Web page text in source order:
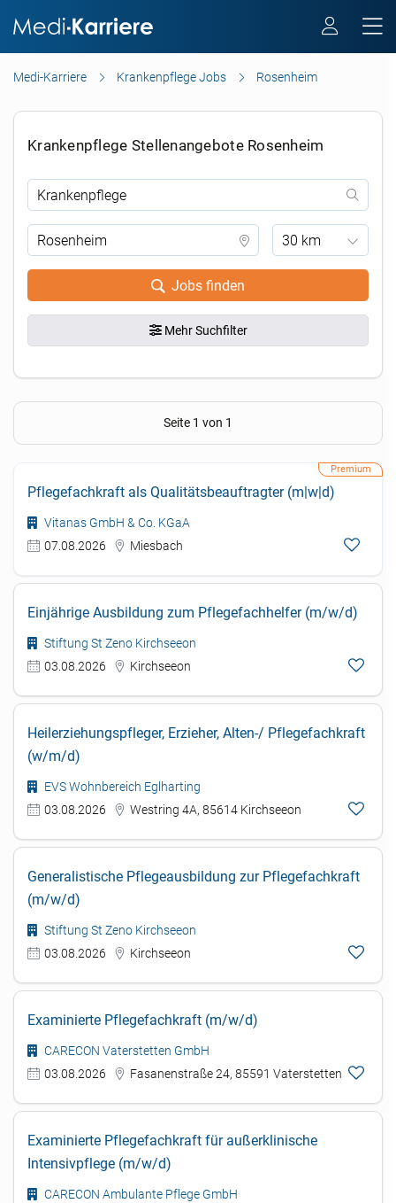
Medi-Karriere Krankenpflege Jobs Rosenheim
Krankenpflege Stellenangebote Rosenheim
30 km
Jobs finden
Mehr Suchfilter
Seite 1 von 1
Pflegefachkraft als Qualitätsbeauftragter (m|w|d)
Vitanas GmbH & Co. KGaA
07.08.2026
Miesbach
Einjährige Ausbildung zum Pflegefachhelfer (m/w/d)
Stiftung St Zeno Kirchseeon
03.08.2026
Kirchseeon
Heilerziehungspfleger, Erzieher, Alten-/ Pflegefachkraft
(w/m/d)
EVS Wohnbereich Eglharting
03.08.2026
Westring 4A, 85614 Kirchseeon
Generalistische Pflegeausbildung zur Pflegefachkraft
(m/w/d)
Stiftung St Zeno Kirchseeon
03.08.2026
Kirchseeon
Examinierte Pflegefachkraft (m/w/d)
CARECON Vaterstetten GmbH
03.08.2026
Fasanenstraße 24, 85591 Vaterstetten
Examinierte Pflegefachkraft für außerklinische
Intensivpflege (m/w/d)
CARECON Ambulante Pflege GmbH